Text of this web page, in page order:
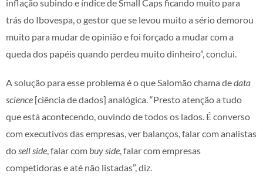
inflação subindo e índice de Small Caps ficando muito para
trás do Ibovespa, o gestor que se levou muito a sério demorou
muito para mudar de opinião e foi forçado a mudar com a
queda dos papéis quando perdeu muito dinheiro”, conclui.
A solução para esse problema é o que Salomão chama dedata
science [ciência de dados] analógica. “Presto atenção a tudo
que está acontecendo, ouvindo de todos os lados. É converso
com executivos das empresas, ver balanços, falar com analistas
dosell side, falar combuy side, falar com empresas
competidoras e até não listadas”, diz.